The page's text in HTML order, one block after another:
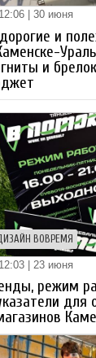
12:06 | 30 июня
и
и
ВОВРЕМЯ
12:03 | 23 июня
режим
для